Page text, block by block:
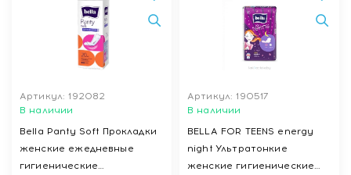
Артикул: 192082
В наличии
Bella Panty Soft Прокладки
женские ежедневные
гигиенические
Артикул: 190517
В наличии
BELLA FOR TEENS energy
night Ультратонкие
женские гигиенические